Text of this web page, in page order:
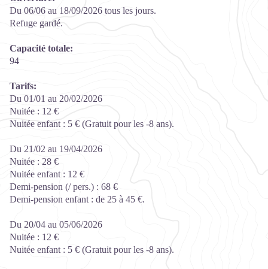
Du 06/06 au 18/09/2026 tous les jours.
Refuge gardé.
Capacité totale:
94
Tarifs:
Du 01/01 au 20/02/2026
Nuitée : 12 €
Nuitée enfant : 5 € (Gratuit pour les -8 ans).
Du 21/02 au 19/04/2026
Nuitée : 28 €
Nuitée enfant : 12 €
Demi-pension (/ pers.) : 68 €
Demi-pension enfant : de 25 à 45 €.
Du 20/04 au 05/06/2026
Nuitée : 12 €
Nuitée enfant : 5 € (Gratuit pour les -8 ans).